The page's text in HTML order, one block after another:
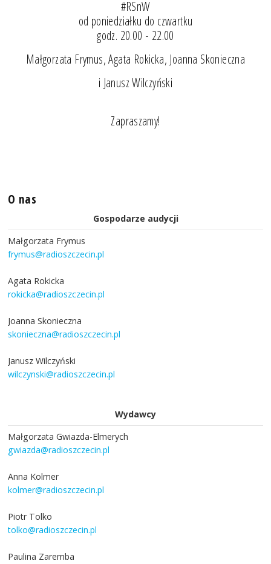
#RSnW
od poniedziałku do czwartku
godz. 20.00 - 22.00
Małgorzata Frymus, Agata Rokicka, Joanna Skonieczna
i Janusz Wilczyński
Zapraszamy!
O nas
Gospodarze audycji
Małgorzata Frymus
frymus@radioszczecin.pl
Agata Rokicka
rokicka@radioszczecin.pl
Joanna Skonieczna
skonieczna@radioszczecin.pl
Janusz Wilczyński
wilczynski@radioszczecin.pl
Wydawcy
Małgorzata Gwiazda-Elmerych
gwiazda@radioszczecin.pl
Anna Kolmer
kolmer@radioszczecin.pl
Piotr Tolko
tolko@radioszczecin.pl
Paulina Zaremba